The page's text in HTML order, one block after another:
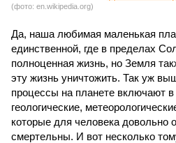
(фото: en.wikipedia.org)
Да, наша любимая маленькая
единственной, где в пределах
полноценная жизнь, но Земля
эту жизнь уничтожить. Так уж
процессы на планете включают
геологические,
которые для человека довольно
смертельны. И вот несколько